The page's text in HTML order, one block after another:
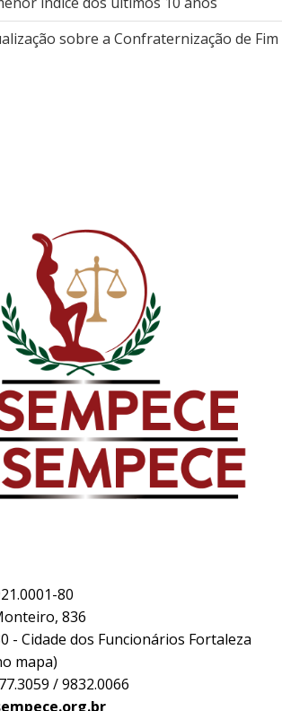
sobre a Confraternização de Fim
80
836
- Cidade dos Funcionários Fortaleza
mapa)
/ 9832.0066